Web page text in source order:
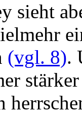
sieht
(vgl. 8).